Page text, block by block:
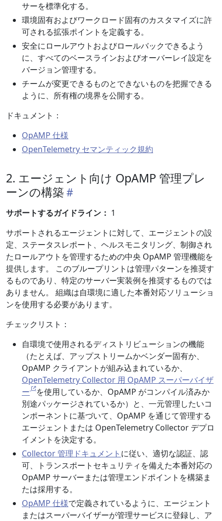
サーを標準化する。
環境固有およびワークロード固有のカスタマイズに許
可される拡張ポイントを定義する。
安全にロールアウトおよびロールバックできるよう
に、すべてのベースラインおよびオーバーレイ設定を
バージョン管理する。
チームが変更できるものとできないものを把握できる
ように、所有権の境界を公開する。
ドキュメント：
OpAMP 仕様
OpenTelemetry セマンティック規約
2. エージェント向け OpAMP 管理プレ
ーンの構築
サポートするガイドライン： 1
サポートされるエージェントに対して、エージェントの設
定、ステータスレポート、ヘルスモニタリング、制御され
たロールアウトを管理するための中央 OpAMP 管理機能を
提供します。 このブループリントは管理パターンを推奨す
るものであり、特定のサーバー実装例を推奨するものでは
ありません。 組織は自環境に適した本番対応ソリューショ
ンを使用する必要があります。
チェックリスト：
自環境で使用されるディストリビューションの機能
（たとえば、アップストリームかベンダー固有か、
OpAMP クライアントが組み込まれているか、
OpenTelemetry Collector 用 OpAMP スーパーバイザ
ー
を使用しているか、OpAMP がコンパイル済みか
別途パッケージされているか）と、一元管理したいコ
ンポーネントに基づいて、OpAMP を通じて管理する
エージェントまたは OpenTelemetry Collector デプロ
イメントを決定する。
Collector 管理ドキュメント に従い、適切な認証、認
可、トランスポートセキュリティを備えた本番対応の
OpAMP サーバーまたは管理エンドポイントを構築ま
たは採用する。
OpAMP 仕様で定義されているように、エージェント
またはスーパーバイザーが管理サービスに登録し、ア